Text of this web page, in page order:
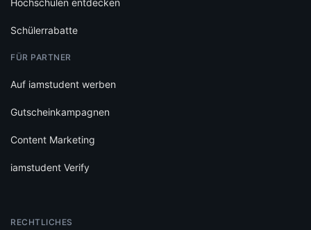
Schülerrabatte
FÜR PARTNER
Auf iamstudent werben
Gutscheinkampagnen
Content Marketing
iamstudent Verify
RECHTLICHES